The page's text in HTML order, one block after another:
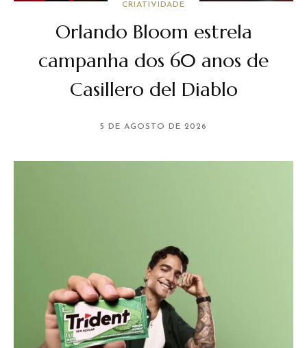
CRIATIVIDADE
Orlando Bloom estrela
campanha dos 60 anos de
Casillero del Diablo
5 DE AGOSTO DE 2026